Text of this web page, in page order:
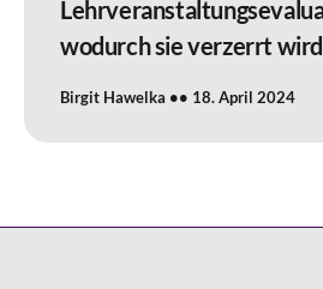
wodurch sie verzerrt wird
Birgit Hawelka 18. April 2024